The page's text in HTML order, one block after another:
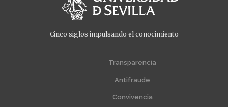
Cinco siglos impulsando el conocimiento
Transparencia
Antifraude
Convivencia